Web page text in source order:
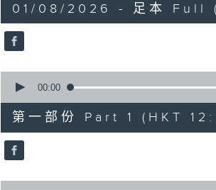
hour,
24
minutes,
36
90%
01/08/2026 - 足本 Full
seconds
35
minutes,
40
seconds
90%
00:00
第一部份 Part 1 (HKT